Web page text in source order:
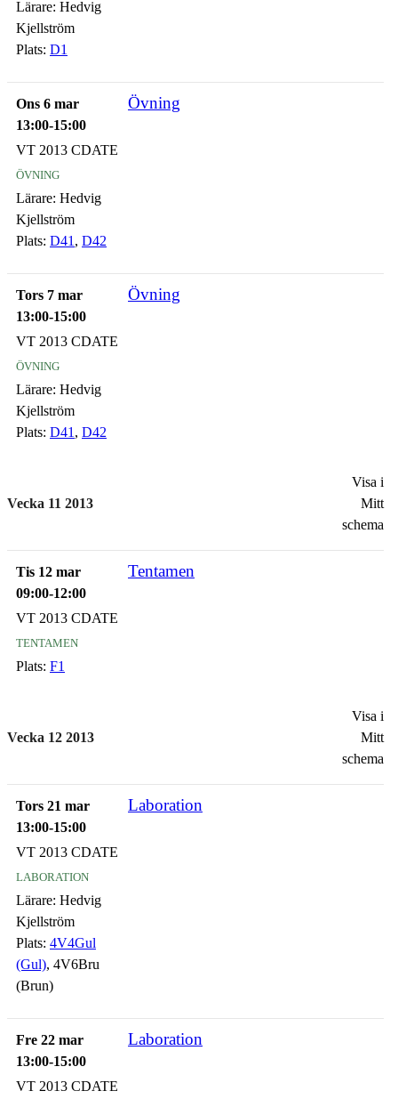
Lärare: Hedvig
Kjellström
Plats: D1
Ons 6 mar
13:00-15:00
Övning
VT 2013 CDATE
övning
Lärare: Hedvig
Kjellström
Plats: D41 , D42
Tors 7 mar
13:00-15:00
Övning
VT 2013 CDATE
övning
Lärare: Hedvig
Kjellström
Plats: D41 , D42
Vecka 11 2013
Visa i
Mitt
schema
Tis 12 mar
09:00-12:00
Tentamen
VT 2013 CDATE
tentamen
Plats: F1
Vecka 12 2013
Visa i
Mitt
schema
Tors 21 mar
13:00-15:00
Laboration
VT 2013 CDATE
laboration
Lärare: Hedvig
Kjellström
Plats: 4V4Gul
(Gul), 4V6Bru
(Brun)
Fre 22 mar
13:00-15:00
Laboration
VT 2013 CDATE